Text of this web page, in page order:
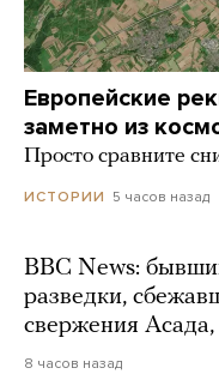
Европейские
заметно из
Просто сравните
ИСТОРИИ 5 часов назад
BBC News:
разведки,
свержения
8 часов назад